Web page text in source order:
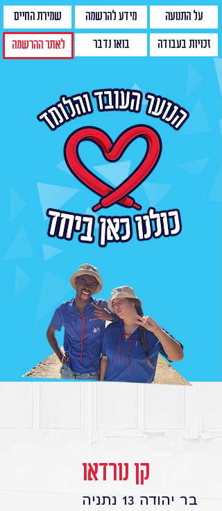
על התנועה
בואו נדבר
לאתר ההרשמה זכויות בעבודה
שמירת החיים מידע להרשמה
קן נורדאו
בר יהודה 13 נתניה